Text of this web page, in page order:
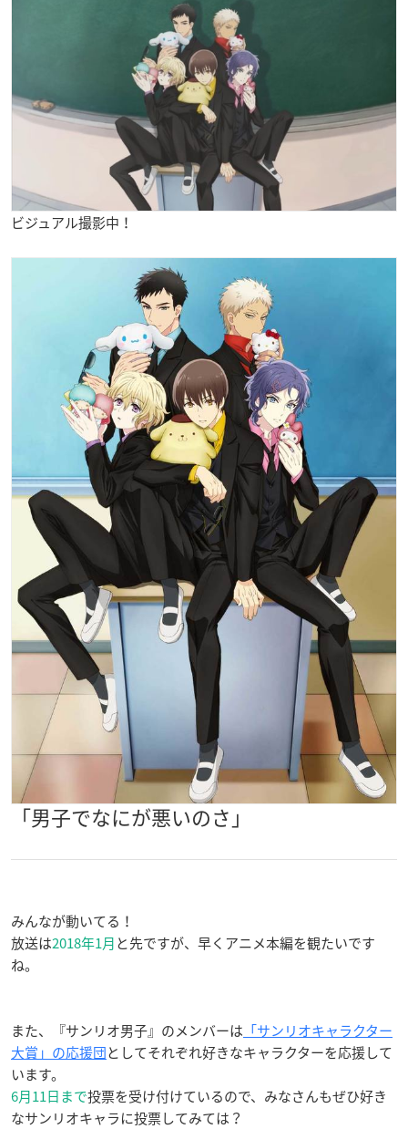
ビジュアル撮影中！
「男子でなにが悪いのさ」
みんなが動いてる！
放送は2018年1月と先ですが、早くアニメ本編を観たいです
ね。
また、『サンリオ男子』のメンバーは 「サンリオキャラクター
大賞」の応援団としてそれぞれ好きなキャラクターを応援して
います。
6月11日まで投票を受け付けているので、みなさんもぜひ好き
なサンリオキャラに投票してみては？